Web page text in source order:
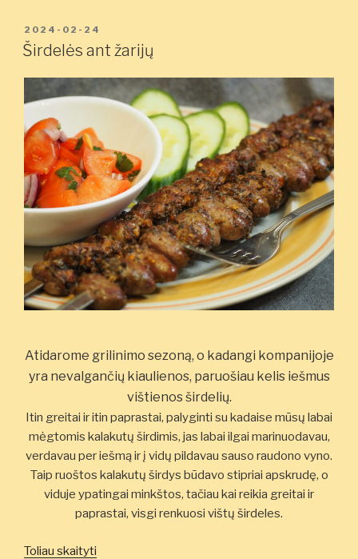
PASKELBTA
2024-02-24
Širdelės ant žarijų
Atidarome grilinimo sezoną, o kadangi kompanijoje
yra nevalgančių kiaulienos, paruošiau kelis iešmus
vištienos širdelių.
Itin greitai ir itin paprastai, palyginti su kadaise mūsų labai
mėgtomis kalakutų širdimis, jas labai ilgai marinuodavau,
verdavau per iešmą ir į vidų pildavau sauso raudono vyno.
Taip ruoštos kalakutų širdys būdavo stipriai apskrudę, o
viduje ypatingai minkštos, tačiau kai reikia greitai ir
paprastai, visgi renkuosi vištų širdeles.
Toliau skaityti